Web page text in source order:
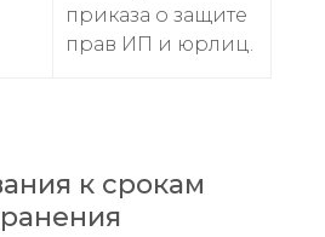
приказа о защите
прав ИП и юрлиц.
к срокам